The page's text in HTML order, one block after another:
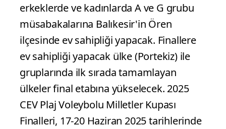
erkeklerde ve kadınlarda A ve G grubu
müsabakalarına Balıkesir'in Ören
ilçesinde ev sahipliği yapacak. Finallere
ev sahipliği yapacak ülke (Portekiz) ile
gruplarında ilk sırada tamamlayan
ülkeler final etabına yükselecek. 2025
CEV Plaj Voleybolu Milletler Kupası
Finalleri, 17-20 Haziran 2025 tarihlerinde